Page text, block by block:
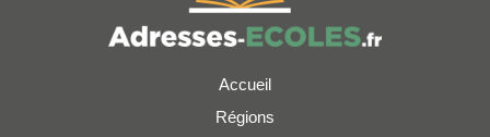
Accueil
Régions